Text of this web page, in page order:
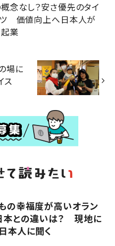
念なし？安さ優先のタイ
価値向上へ日本人が
業
場に
ス
の幸福度が高いオラン
本との違いは？ 現地に
本人に聞く